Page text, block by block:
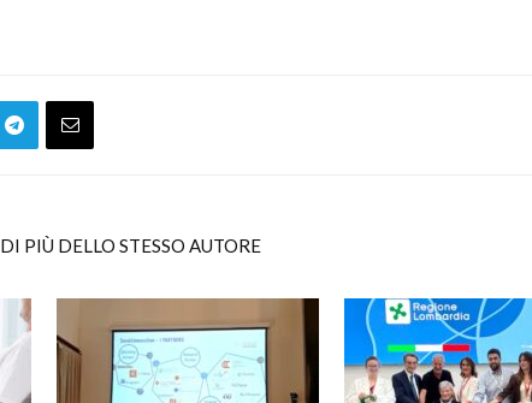
DI PIÙ DELLO STESSO AUTORE